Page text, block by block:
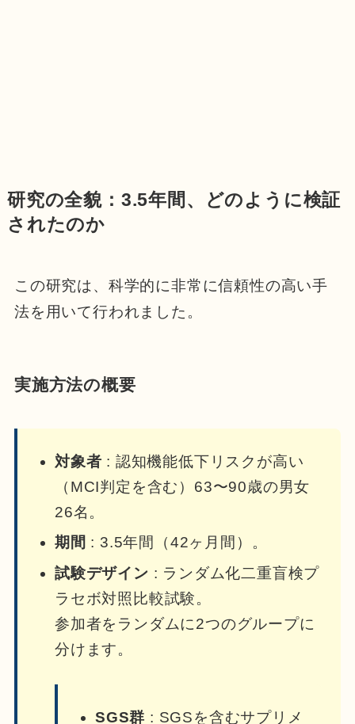
研究の全貌：3.5年間、どのように検証
されたのか
この研究は、科学的に非常に信頼性の高い手
法を用いて行われました。
実施方法の概要
対象者 : 認知機能低下リスクが高い
（MCI判定を含む）63〜90歳の男女
26名。
期間 : 3.5年間（42ヶ月間）。
試験デザイン : ランダム化二重盲検プ
ラセボ対照比較試験。
参加者をランダムに2つのグループに
分けます。
SGS群 : SGSを含むサプリメ